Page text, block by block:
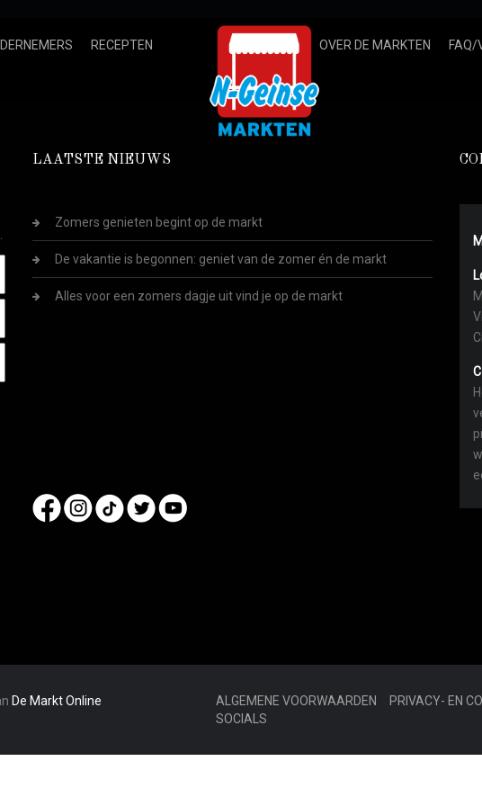
RECEPTEN OVER DE MARKTEN FAQ/
LAATSTE NIEUWS
Zomers genieten begint op de markt
De vakantie is begonnen: geniet van de zomer én de markt
Alles voor een zomers dagje uit vind je op de markt
De Markt Online ALGEMENE VOORWAARDEN PRIVACY- EN
SOCIALS